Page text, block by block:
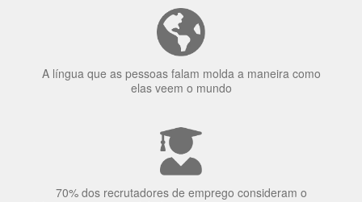
Ser fluente em dois idiomas aumenta a capacidade de
concentração de uma pessoa.
A língua que as pessoas falam molda a maneira como
elas veem o mundo